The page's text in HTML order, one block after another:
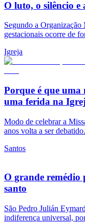
O luto, o silêncio
Segundo a Organização
gestacionais ocorre de
Igreja
Porque é que
uma ferida na
Modo de celebrar a
anos volta a ser debatido.
Santos
O grande remédio
santo
São Pedro Julián
indiferença universal,